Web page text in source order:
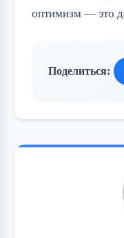
оптимизм — это
Поделиться: